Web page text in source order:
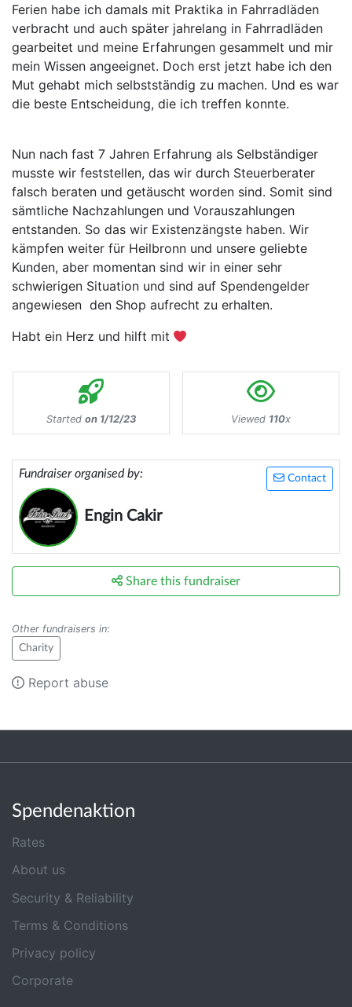
Ferien habe ich damals mit Praktika in Fahrradläden
verbracht und auch später jahrelang in Fahrradläden
gearbeitet und meine Erfahrungen gesammelt und mir
mein Wissen angeeignet. Doch erst jetzt habe ich den
Mut gehabt mich selbstständig zu machen. Und es war
die beste Entscheidung, die ich treffen konnte.
Nun nach fast 7 Jahren Erfahrung als Selbständiger
musste wir feststellen, das wir durch Steuerberater
falsch beraten und getäuscht worden sind. Somit sind
sämtliche Nachzahlungen und Vorauszahlungen
entstanden. So das wir Existenzängste haben. Wir
kämpfen weiter für Heilbronn und unsere geliebte
Kunden, aber momentan sind wir in einer sehr
schwierigen Situation und sind auf Spendengelder
angewiesen den Shop aufrecht zu erhalten.
Habt ein Herz und hilft mit
Started on 1/12/23 Viewed 110x
Contact
Fundraiser organised by:
Engin Cakir
Share this fundraiser
Other fundraisers in:
Charity
Report abuse
Spendenaktion
Rates
About us
Security & Reliability
Terms & Conditions
Privacy policy
Corporate